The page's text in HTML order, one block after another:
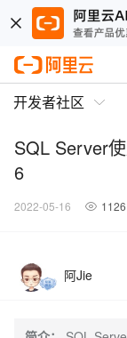
开发者社区
SQL Server
6
2022-05-16 1126
阿Jie